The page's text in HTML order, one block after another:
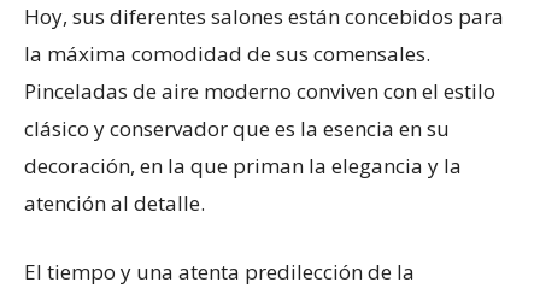
Hoy, sus diferentes salones están concebidos para
la máxima comodidad de sus comensales.
Pinceladas de aire moderno conviven con el estilo
clásico y conservador que es la esencia en su
decoración, en la que priman la elegancia y la
atención al detalle.
El tiempo y una atenta predilección de la